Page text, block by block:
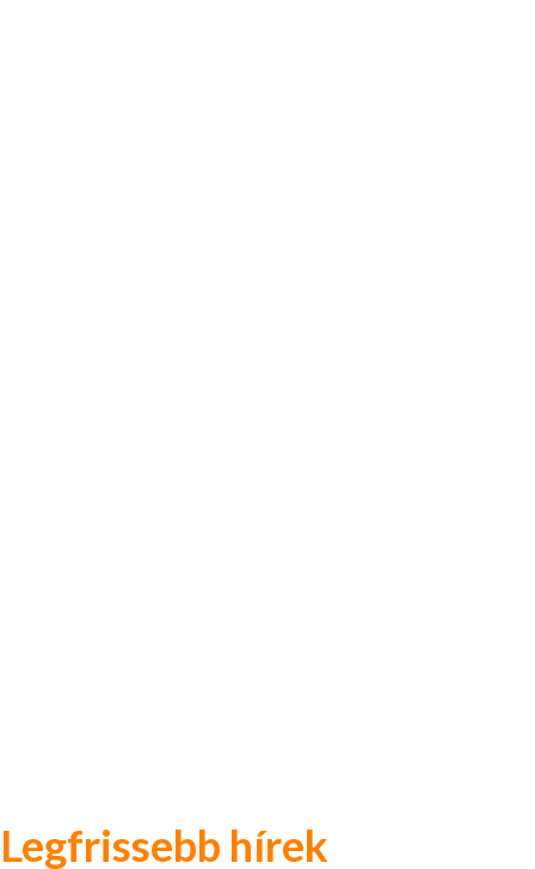
Legfrissebb hírek